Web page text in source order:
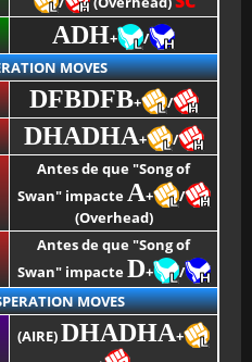
ADH+
/
MOVES
DFBDFB+
/
DHADHA+ /
Antes de que "Song of
Swan" impacte A+
/
(Overhead)
Antes de que "Song of
Swan" impacte D+
/
MOVES
(AIRE)DHADHA+